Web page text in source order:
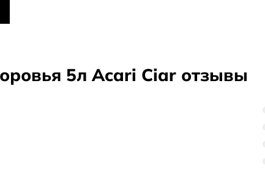
5л Acari Ciar отзывы